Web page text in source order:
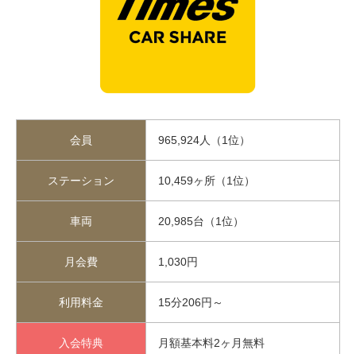
会員 965,924人（1位）
ステーション 10,459ヶ所（1位）
車両 20,985台（1位）
月会費 1,030円
利用料金 15分206円～
入会特典 月額基本料2ヶ月無料